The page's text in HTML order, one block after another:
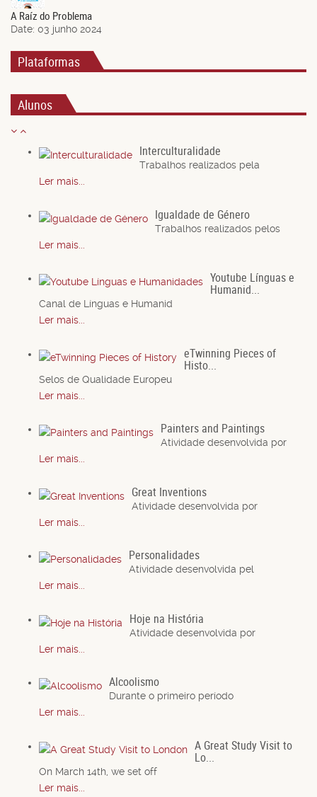
A Raíz do Problema
Date: 03 junho 2024
Plataformas
Alunos
Interculturalidade
Trabalhos realizados pela
Ler mais...
Igualdade de Género
Trabalhos realizados pelos
Ler mais...
Youtube Línguas e
Humanid...
Canal de Línguas e Humanid
Ler mais...
eTwinning Pieces of
Histo...
Selos de Qualidade Europeu
Ler mais...
Painters and Paintings
Atividade desenvolvida por
Ler mais...
Great Inventions
Atividade desenvolvida por
Ler mais...
Personalidades
Atividade desenvolvida pel
Ler mais...
Hoje na História
Atividade desenvolvida por
Ler mais...
Alcoolismo
Durante o primeiro período
Ler mais...
A Great Study Visit to
Lo...
On March 14th, we set off
Ler mais...